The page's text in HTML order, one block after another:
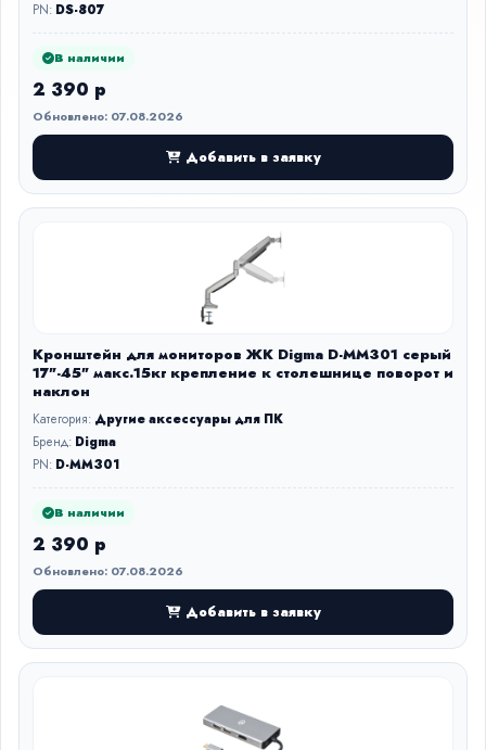
PN: DS-807
В наличии
2 390 р
Обновлено: 07.08.2026
Добавить в заявку
Кронштейн для мониторов ЖК Digma D-MM301 серый
17"-45" макс.15кг крепление к столешнице поворот и
наклон
Категория: Другие аксессуары для ПК
Бренд: Digma
PN: D-MM301
В наличии
2 390 р
Обновлено: 07.08.2026
Добавить в заявку